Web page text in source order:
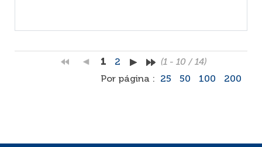
1 2
(1 - 10 / 14)
Por página :
25 50 100 200